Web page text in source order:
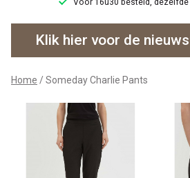
Someday
Charlie
Pants
Poggibonsi
Klik hier voor de
Home Someday Charlie Pants